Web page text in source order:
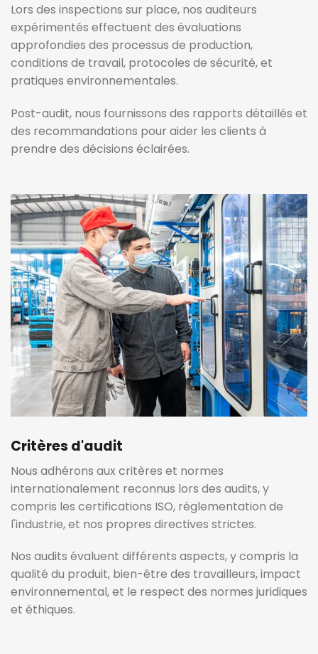
Lors des inspections sur place, nos auditeurs
expérimentés effectuent des évaluations
approfondies des processus de production,
conditions de travail, protocoles de sécurité, et
pratiques environnementales.
Post-audit, nous fournissons des rapports détaillés et
des recommandations pour aider les clients à
prendre des décisions éclairées.
Critères d'audit
Nous adhérons aux critères et normes
internationalement reconnus lors des audits, y
compris les certifications ISO, réglementation de
l'industrie, et nos propres directives strictes.
Nos audits évaluent différents aspects, y compris la
qualité du produit, bien-être des travailleurs, impact
environnemental, et le respect des normes juridiques
et éthiques.